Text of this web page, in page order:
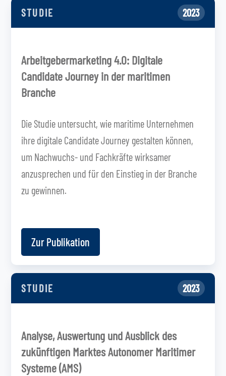
STUDIE 2023
Arbeitgebermarketing 4.0: Digitale
Candidate Journey in der maritimen
Branche
Die Studie untersucht, wie maritime Unternehmen
ihre digitale Candidate Journey gestalten können,
um Nachwuchs- und Fachkräfte wirksamer
anzusprechen und für den Einstieg in der Branche
zu gewinnen.
Zur Publikation
STUDIE 2023
Analyse, Auswertung und Ausblick des
zukünftigen Marktes Autonomer Maritimer
Systeme (AMS)